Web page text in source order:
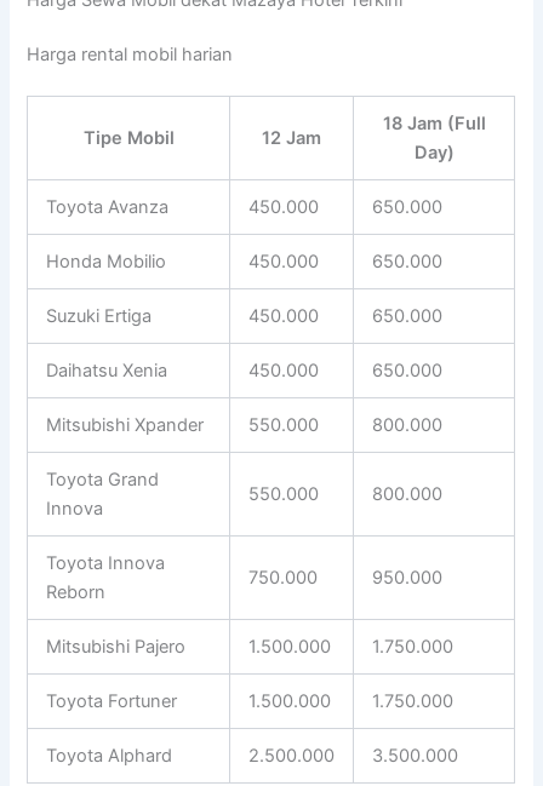
Harga rental mobil harian
Tipe Mobil 12 Jam
18 Jam (Full
Day)
Toyota Avanza 450.000 650.000
Honda Mobilio 450.000 650.000
Suzuki Ertiga 450.000 650.000
Daihatsu Xenia 450.000 650.000
Mitsubishi Xpander 550.000 800.000
Toyota Grand
Innova
550.000 800.000
Toyota Innova
Reborn
750.000 950.000
Mitsubishi Pajero 1.500.000 1.750.000
Toyota Fortuner 1.500.000 1.750.000
Toyota Alphard 2.500.000 3.500.000